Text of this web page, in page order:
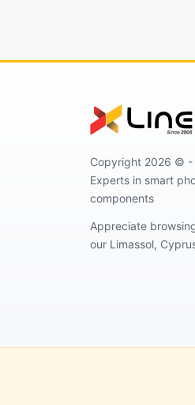
Copyright 2026 ©️ -
Experts in smart
components
Appreciate
our Limassol,